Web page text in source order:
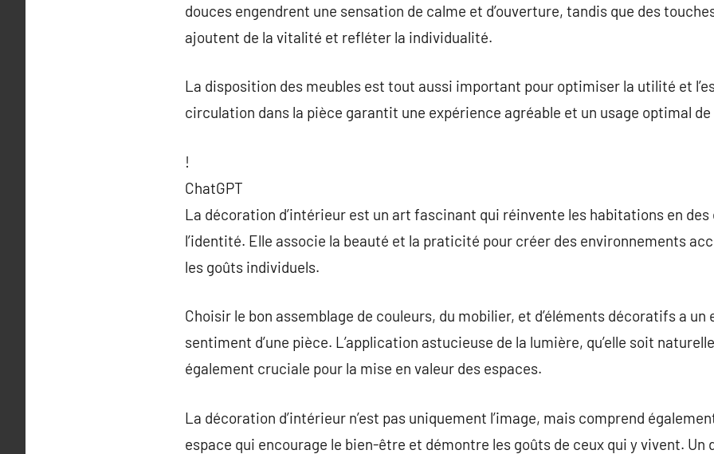
douces engendrent une sensation de calme et d’ouverture, tandis que des
ajoutent de la vitalité et refléter la individualité.
La disposition des meubles est tout aussi important pour optimiser la utilité et
circulation dans la pièce garantit une expérience agréable et un usage optimal de
!
ChatGPT
La décoration d’intérieur est un art fascinant qui réinvente les habitations en
l’identité. Elle associe la beauté et la praticité pour créer des environnements
les goûts individuels.
Choisir le bon assemblage de couleurs, du mobilier, et d’éléments décoratifs a
sentiment d’une pièce. L’application astucieuse de la lumière, qu’elle soit
également cruciale pour la mise en valeur des espaces.
La décoration d’intérieur n’est pas uniquement l’image, mais comprend
espace qui encourage le bien-être et démontre les goûts de ceux qui y vivent. Un